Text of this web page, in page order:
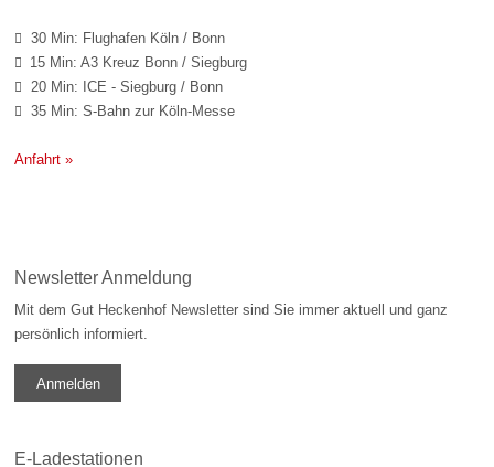
 30 Min: Flughafen Köln / Bonn
 15 Min: A3 Kreuz Bonn / Siegburg
 20 Min: ICE - Siegburg / Bonn
 35 Min: S-Bahn zur Köln-Messe
Anfahrt »
Newsletter Anmeldung
Mit dem Gut Heckenhof Newsletter sind Sie immer aktuell und ganz
persönlich informiert.
Anmelden
E-Ladestationen